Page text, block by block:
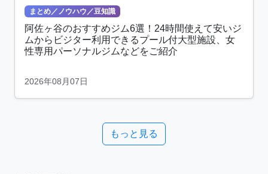
まとめ／ノウハウ／豆知識
阿佐ヶ谷のおすすめジム6選！24時間使えて安いジ
ムからビジター利用できるプール付大型施設、女
性専用パーソナルジムなどをご紹介
2026年08月07日
もっと見る